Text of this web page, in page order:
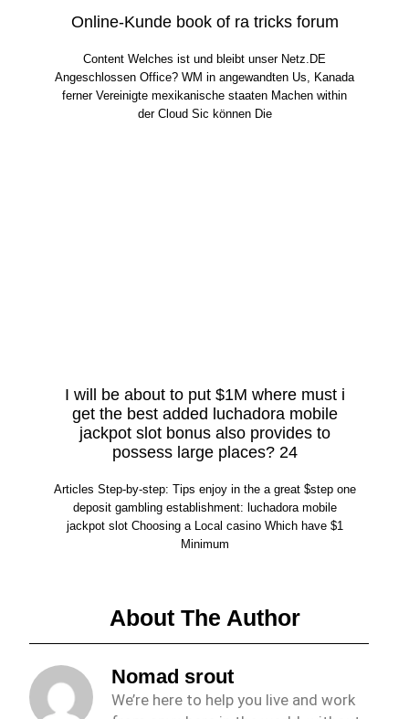
Online-Kunde book of ra tricks forum
Content Welches ist und bleibt unser Netz.DE
Angeschlossen Office? WM in angewandten Us, Kanada
ferner Vereinigte mexikanische staaten Machen within
der Cloud Sic können Die
I will be about to put $1M where must i
get the best added luchadora mobile
jackpot slot bonus also provides to
possess large places? 24
Articles Step-by-step: Tips enjoy in the a great $step one
deposit gambling establishment: luchadora mobile
jackpot slot Choosing a Local casino Which have $1
Minimum
About The Author
Nomad srout
We’re here to help you live and work